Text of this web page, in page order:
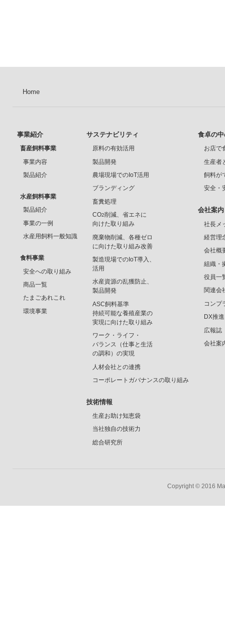
Home
事業紹介
畜産飼料事業
事業内容
製品紹介
水産飼料事業
製品紹介
事業の一例
水産用飼料一般知識
食料事業
安全への取り組み
商品一覧
たまごあれこれ
環境事業
サステナビリティ
原料の有効活用
製品開発
農場現場でのIoT活用
ブランディング
畜糞処理
CO2削減、省エネに
向けた取り組み
廃棄物削減、各種ゼロ
に向けた取り組み改善
製造現場でのIoT導入、
活用
水産資源の乱獲防止、
製品開発
ASC飼料基準
持続可能な養殖産業の
実現に向けた取り組み
ワーク・ライフ・
バランス（仕事と生活
の調和）の実現
人材会社との連携
コーポレートガバナンスの取り組み
技術情報
生産お助け知恵袋
当社独自の技術力
総合研究所
食卓の
お店で
生産者
飼料が
安全・
会社案内
社長メ
経営理
会社概
組織・
役員一
関連会
コンプ
DX推
広報誌
会社案
Copyright © 2016